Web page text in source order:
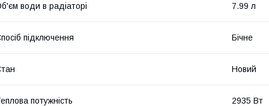
води в радіаторі 7.99 л
підключення Бічне
Новий
потужність 2935 Вт